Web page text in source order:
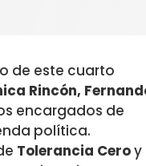
de este cuarto
Rincón,
encargados de
política.
Tolerancia Ceroy